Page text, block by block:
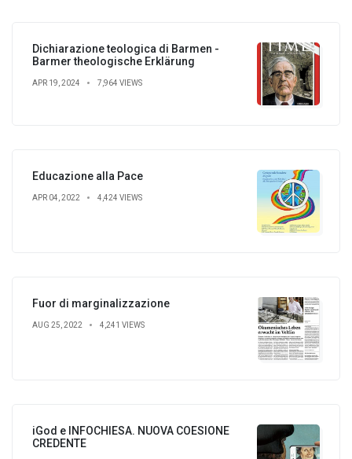
Dichiarazione teologica di Barmen -
Barmer theologische Erklärung
APR 19, 2024 7,964 VIEWS
Educazione alla Pace
APR 04, 2022 4,424 VIEWS
Fuor di marginalizzazione
AUG 25, 2022 4,241 VIEWS
iGod e INFOCHIESA. NUOVA COESIONE
CREDENTE